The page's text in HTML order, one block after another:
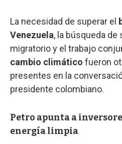
La necesidad de superar el
Venezuela, la búsqueda
migratorio y el trabajo
cambio climático fueron
presentes en la
presidente colombiano.
Petro apunta a
energía limpia